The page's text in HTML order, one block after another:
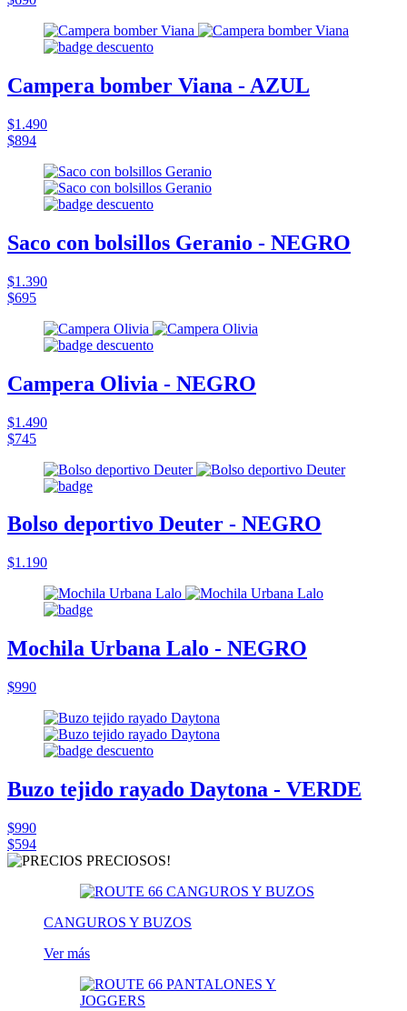
Campera bomber Viana - AZUL
$1.490
$894
Saco con bolsillos Geranio - NEGRO
$1.390
$695
Campera Olivia - NEGRO
$1.490
$745
Bolso deportivo Deuter - NEGRO
$1.190
Mochila Urbana Lalo - NEGRO
$990
Buzo tejido rayado Daytona - VERDE
$990
$594
CANGUROS Y BUZOS
Ver más